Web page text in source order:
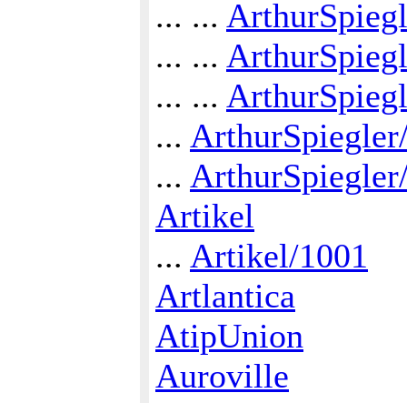
... ...
... ...
... ...
...
...
Artikel
... Artikel/1001
Artlantica
AtipUnion
Auroville